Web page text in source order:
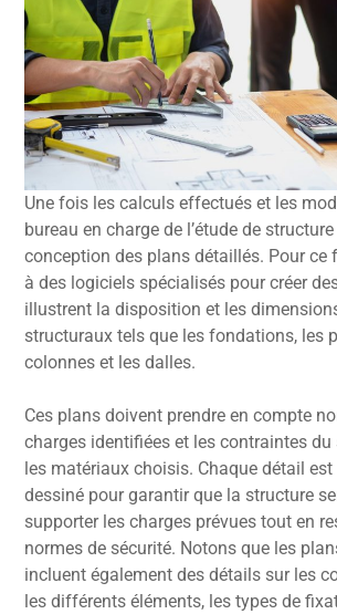
Une fois les calculs effectués et les
bureau en charge de l’étude de
conception des plans détaillés. Pour ce
à des logiciels spécialisés pour créer
illustrent la disposition et les
structuraux tels que les fondations, les
colonnes et les dalles.
Ces plans doivent prendre en compte
charges identifiées et les contraintes
les matériaux choisis. Chaque détail
dessiné pour garantir que la structure
supporter les charges prévues tout en
normes de sécurité. Notons que les
incluent également des détails sur les
les différents éléments, les types de